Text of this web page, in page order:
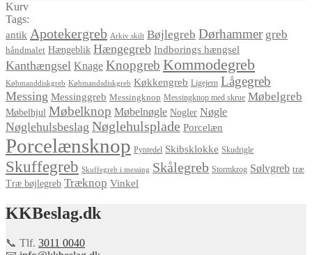
Kurv
Tags:
antik Apotekergreb Arkiv skilt Bøjlegreb Dørhammer greb
håndmalet Hængeblik Hængegreb Indborings hængsel
Kanthængsel Knage Knopgreb Kommodegreb
Købmanddiskgreb Købmandsdiskgreb Køkkengreb Ligejern Lågegreb
Messing Messinggreb Messingknop Messingknop med skrue Møbelgreb
Møbelhjul Møbelknop Møbelnøgle Nogler Nøgle
Nøglehulsbeslag Nøglehulsplade Porcelæn
Porcelænsknop Pyntedel Skibsklokke Skudrigle
Skuffegreb Skuffegreb i messing Skålegreb Stormkrog Sølvgreb træ
Træ bøjlegreb Træknop Vinkel
KKBeslag.dk
📞 Tlf. 3011 0040